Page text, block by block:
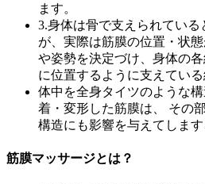
ます。
3.身体は骨で支えられてい
が、実際は筋膜の位置・状
や姿勢を決定づけ、身体の
に位置するように支えている
体中を全身タイツのような
着・変形した筋膜は、 その
構造にも影響を与えてします
筋膜マッサージとは？